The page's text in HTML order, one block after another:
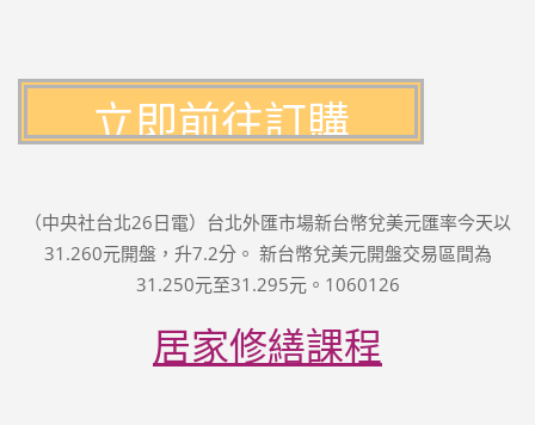
（中央社台北26日電）台北外匯市場新台幣兌美元匯率今天以
31.260元開盤，升7.2分。 新台幣兌美元開盤交易區間為
31.250元至31.295元。1060126
居家修繕課程